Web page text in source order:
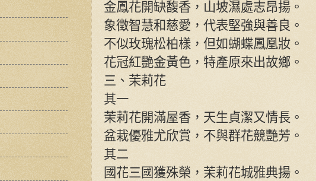
金鳳花開缺馥香，山坡濕處志昂揚。
象徵智慧和慈愛，代表堅強與善良。
不似玫瑰松柏樣，但如蝴蝶鳳凰妝。
花冠紅艷金黃色，特產原來出故鄉。
三、茉莉花
其一
茉莉花開滿屋香，天生貞潔又情長。
盆栽優雅尤欣賞，不與群花競艷芳。
其二
國花三國獲殊榮，茉莉花城雅典揚。